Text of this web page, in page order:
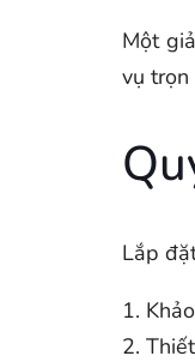
Một
vụ
Lắp
1.
2.